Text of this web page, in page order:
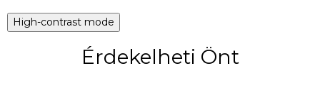
High-contrast mode
Érdekelheti Önt